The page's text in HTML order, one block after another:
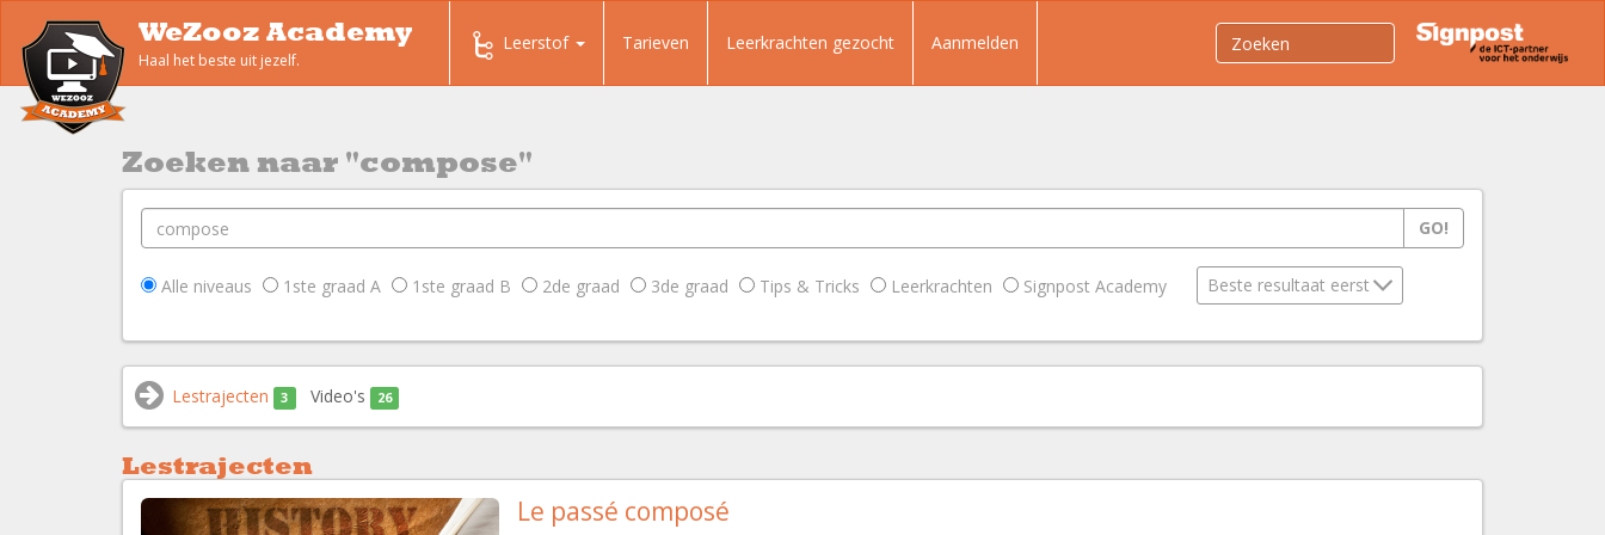
WeZooz Academy
Haal het beste uit jezelf.
Leerstof Tarieven Leerkrachten gezocht Aanmelden
Zoeken naar "compose"
GO!
Alle niveaus 1ste graad A 1ste graad B 2de graad 3de graad Tips & Tricks Leerkrachten Signpost Academy
Lestrajecten 3 Video's 26
Lestrajecten
Le passé composé